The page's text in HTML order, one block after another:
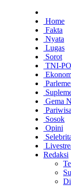
Home
Fakta
Nyata
Lugas
Sorot
TNI-
Gema
Sosok
Opini
Redaksi